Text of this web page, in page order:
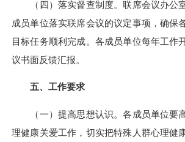
（四）落实督查制度。联席会议办公
成员单位落实联席会议的议定事项，确保
目标任务顺利完成。各成员单位每年工作
议书面反馈汇报。
五、工作要求
（一）提高思想认识。各成员单位要
理健康关爱工作，切实把特殊人群心理健